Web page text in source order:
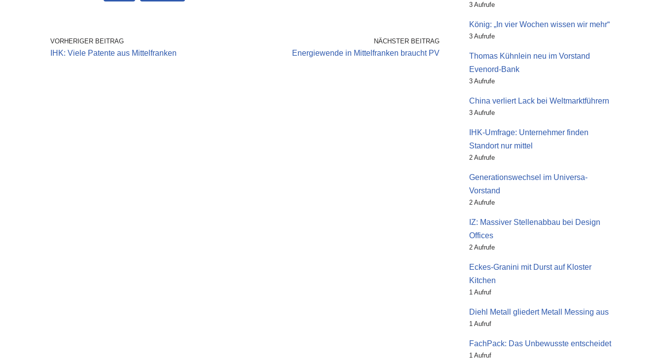
VORHERIGER BEITRAG
IHK: Viele Patente aus Mittelfranken
NÄCHSTER BEITRAG
Energiewende in Mittelfranken braucht PV
3 Aufrufe
König: „In vier Wochen wissen wir mehr“
3 Aufrufe
Thomas Kühnlein neu im Vorstand
Evenord-Bank
3 Aufrufe
China verliert Lack bei Weltmarktführern
3 Aufrufe
IHK-Umfrage: Unternehmer finden
Standort nur mittel
2 Aufrufe
Generationswechsel im Universa-
Vorstand
2 Aufrufe
IZ: Massiver Stellenabbau bei Design
Offices
2 Aufrufe
Eckes-Granini mit Durst auf Kloster
Kitchen
1 Aufruf
Diehl Metall gliedert Metall Messing aus
1 Aufruf
FachPack: Das Unbewusste entscheidet
1 Aufruf